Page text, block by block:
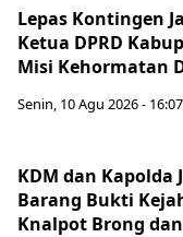
Lepas Kontingen
Ketua DPRD
Misi Kehormatan
Senin, 10 Agu 2026 - 16:07
KDM dan Kapolda
Barang Bukti
Knalpot Brong